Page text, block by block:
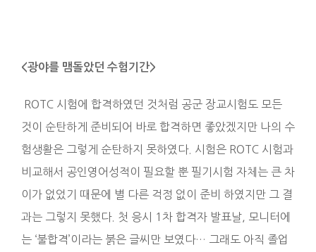
<광야를 맴돌았던 수험기간>
ROTC 시험에 합격하였던 것처럼 공군 장교시험도 모든
것이 순탄하게 준비되어 바로 합격하면 좋았겠지만 나의 수
험생활은 그렇게 순탄하지 못하였다. 시험은 ROTC 시험과
비교해서 공인영어성적이 필요할 뿐 필기시험 자체는 큰 차
이가 없었기 때문에 별 다른 걱정 없이 준비 하였지만 그 결
과는 그렇지 못했다. 첫 응시 1차 합격자 발표날, 모니터에
는 ‘불합격’이라는 붉은 글씨만 보였다… 그래도 아직 졸업